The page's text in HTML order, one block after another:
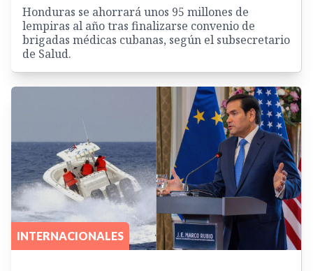
Honduras se ahorrará unos 95 millones de
lempiras al año tras finalizarse convenio de
brigadas médicas cubanas, según el subsecretario
de Salud.
INTERNACIONALES